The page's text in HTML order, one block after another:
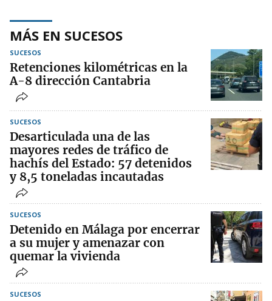
MÁS EN SUCESOS
SUCESOS
Retenciones kilométricas en la
A-8 dirección Cantabria
SUCESOS
Desarticulada una de las
mayores redes de tráfico de
hachís del Estado: 57 detenidos
y 8,5 toneladas incautadas
SUCESOS
Detenido en Málaga por encerrar
a su mujer y amenazar con
quemar la vivienda
SUCESOS